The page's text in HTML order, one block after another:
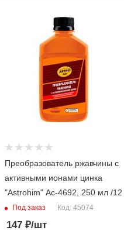
Преобразователь ржавчины с
активными ионами цинка
"Astrohim" Ас-4692, 250 мл /12
Под заказ Код: 45074
147₽/шт